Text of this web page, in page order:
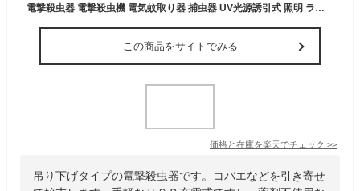
電撃殺虫器 電撃殺虫機 電気蚊取り器 捕虫器 UV光源誘引式 照明 ランタン LEDライト 吊り下げ 据え置き USB充電 防水 殺虫ライト 殺虫灯 虫除け 蚊取り器 コバエ取り 薬剤不用 無毒無害 省エネ アウトドア 屋外室内用
この商品をサイトでみる
価格と在庫を楽天でチェック >>
吊り下げタイプの電撃殺虫器です。コバエなどを引き寄せ